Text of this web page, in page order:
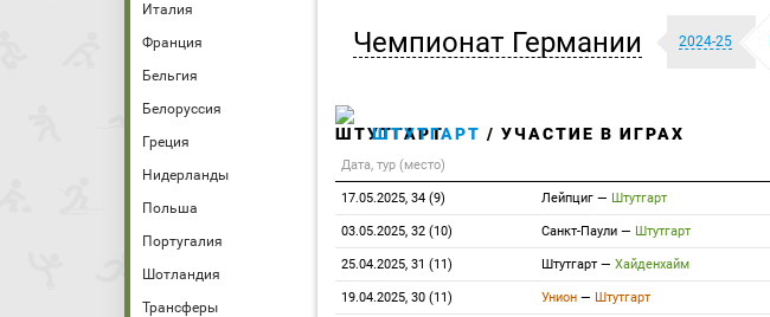
Италия
Франция
Бельгия
Белоруссия
Греция
Нидерланды
Польша
Португалия
Шотландия
Трансферы
Чемпионат Германии 2024-25
ШТУТГАРТ / УЧАСТИЕ В ИГРАХ
Дата, тур (место)
17.05.2025, 34 (9) Лейпциг — Штутгарт
03.05.2025, 32 (10) Санкт-Паули — Штутгарт
25.04.2025, 31 (11) Штутгарт — Хайденхайм
19.04.2025, 30 (11) Унион — Штутгарт